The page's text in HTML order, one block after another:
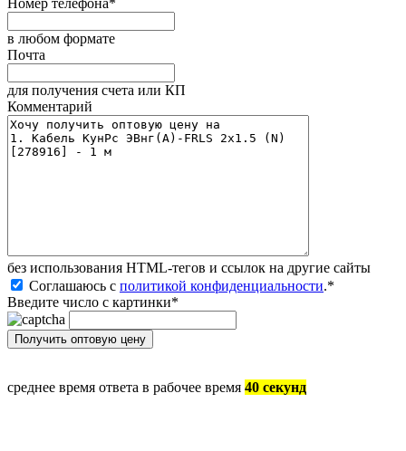
Номер телефона*
в любом формате
Почта
для получения счета или КП
Комментарий
без иcпользования HTML-тегов и ссылок на другие сайты
Соглашаюсь с политикой конфиденциальности.*
Введите число с картинки*
среднее время ответа в рабочее время 40 секунд